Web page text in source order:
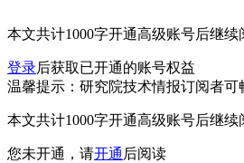
本文共计1000字开通高级账号后继续
登录后获取已开通的账号权益
温馨提示：研究院技术情报订阅者可
本文共计1000字开通高级账号后继续
您未开通，请开通 后阅读